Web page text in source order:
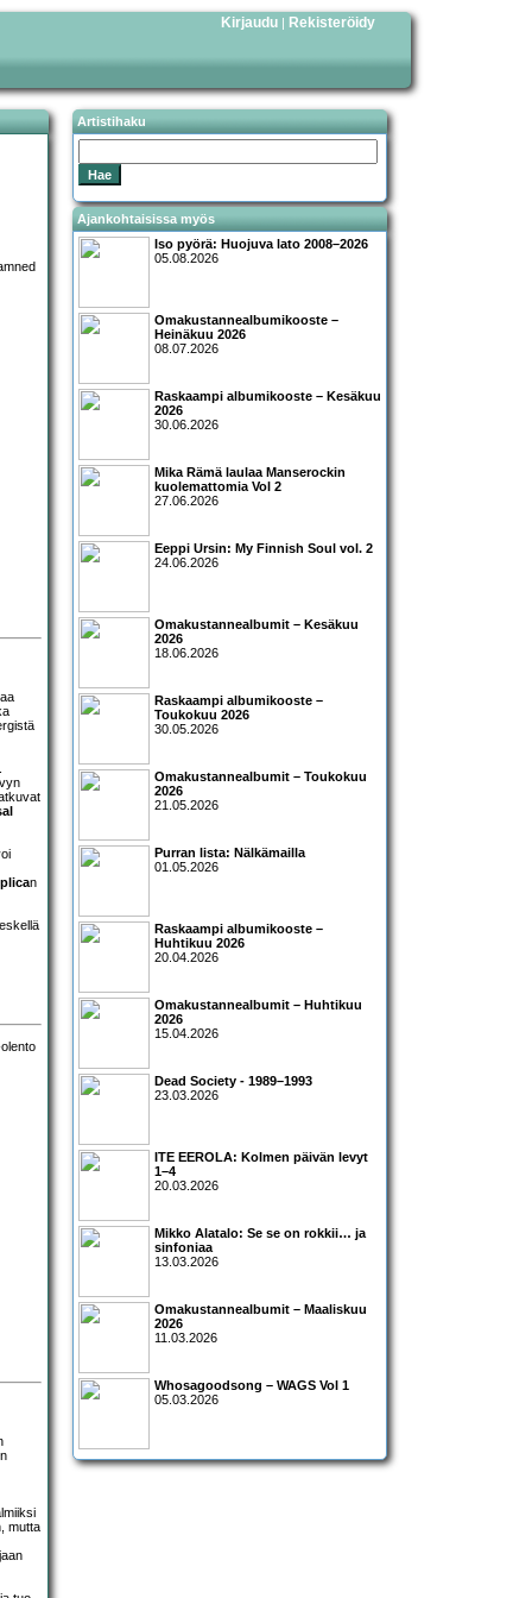
Kirjaudu | Rekisteröidy
n
mutta
Artistihaku
Ajankohtaisissa myös
Iso pyörä: Huojuva lato 2008–2026
05.08.2026
Omakustannealbumikooste –
Heinäkuu 2026
08.07.2026
Raskaampi albumikooste – Kesäkuu
2026
30.06.2026
Mika Rämä laulaa Manserockin
kuolemattomia Vol 2
27.06.2026
Eeppi Ursin: My Finnish Soul vol. 2
24.06.2026
Omakustannealbumit – Kesäkuu
2026
18.06.2026
Raskaampi albumikooste –
Toukokuu 2026
30.05.2026
Omakustannealbumit – Toukokuu
2026
21.05.2026
Purran lista: Nälkämailla
01.05.2026
Raskaampi albumikooste –
Huhtikuu 2026
20.04.2026
Omakustannealbumit – Huhtikuu
2026
15.04.2026
Dead Society - 1989–1993
23.03.2026
ITE EEROLA: Kolmen päivän levyt
1–4
20.03.2026
Mikko Alatalo: Se se on rokkii… ja
sinfoniaa
13.03.2026
Omakustannealbumit – Maaliskuu
2026
11.03.2026
Whosagoodsong – WAGS Vol 1
05.03.2026